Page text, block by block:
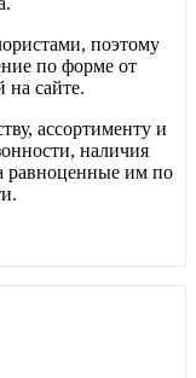
поэтому
по форме от
на сайте.
ассортименту и
наличия
равноценные им по